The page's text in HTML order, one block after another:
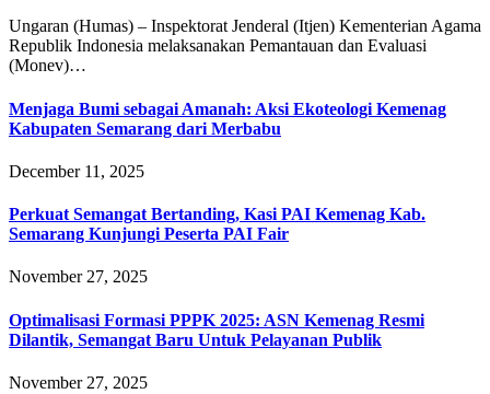
Ungaran (Humas) – Inspektorat Jenderal (Itjen) Kementerian Agama
Republik Indonesia melaksanakan Pemantauan dan Evaluasi
(Monev)…
Menjaga Bumi sebagai Amanah: Aksi Ekoteologi Kemenag
Kabupaten Semarang dari Merbabu
December 11, 2025
Perkuat Semangat Bertanding, Kasi PAI Kemenag Kab.
Semarang Kunjungi Peserta PAI Fair
November 27, 2025
Optimalisasi Formasi PPPK 2025: ASN Kemenag Resmi
Dilantik, Semangat Baru Untuk Pelayanan Publik
November 27, 2025